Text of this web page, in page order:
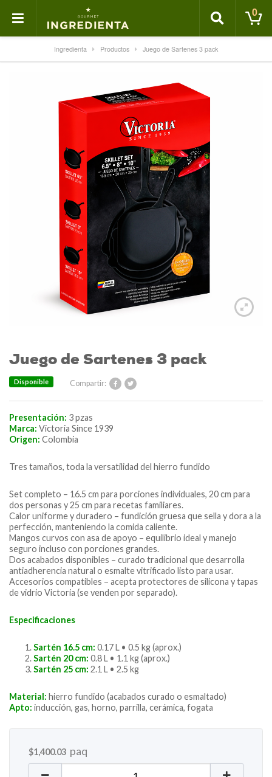
0
Ingredienta Productos Juego de Sartenes 3 pack
Juego de Sartenes 3 pack
Compartir:
Disponible
Presentación: 3 pzas
Marca: Victoria Since 1939
Origen: Colombia
Tres tamaños, toda la versatilidad del hierro fundido
Set completo – 16.5 cm para porciones individuales, 20 cm para
dos personas y 25 cm para recetas familiares.
Calor uniforme y duradero – fundición gruesa que sella y dora a la
perfección, manteniendo la comida caliente.
Mangos curvos con asa de apoyo – equilibrio ideal y manejo
seguro incluso con porciones grandes.
Dos acabados disponibles – curado tradicional que desarrolla
antiadherencia natural o esmalte vitrificado listo para usar.
Accesorios compatibles – acepta protectores de silicona y tapas
de vidrio Victoria (se venden por separado).
Especificaciones
Sartén 16.5 cm: 0.17 L • 0.5 kg (aprox.)
Sartén 20 cm: 0.8 L • 1.1 kg (aprox.)
Sartén 25 cm: 2.1 L • 2.5 kg
Material: hierro fundido (acabados curado o esmaltado)
Apto: inducción, gas, horno, parrilla, cerámica, fogata
$1,400.03 paq